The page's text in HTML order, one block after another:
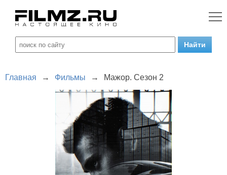
Главная → Фильмы → Мажор. Сезон 2